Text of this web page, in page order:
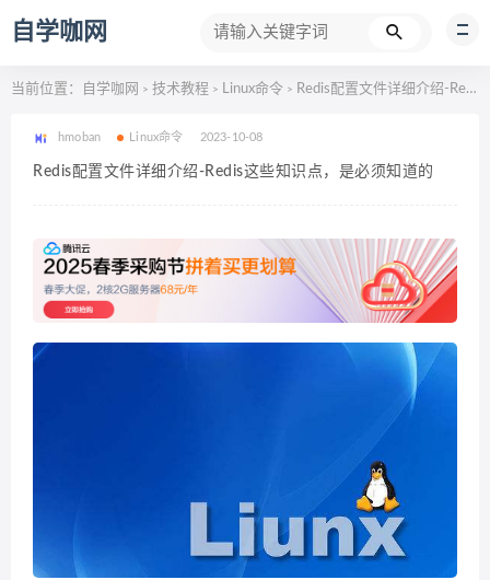
自学咖网
当前位置： 自学咖网 > 技术教程 > Linux命令 > Redis配置文件详细介绍-Redis这些知识点，是必须知道的
hmoban Linux命令 2023-10-08
Redis配置文件详细介绍-Redis这些知识点，是必须知道的